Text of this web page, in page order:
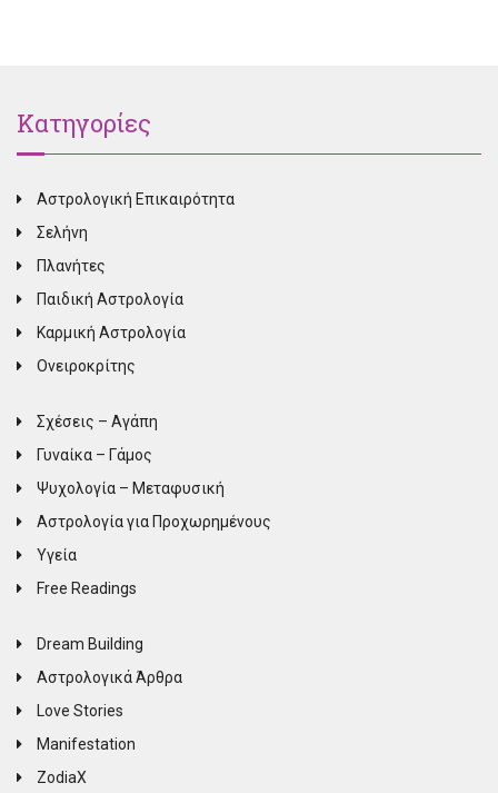
Κατηγορίες
Αστρολογική Επικαιρότητα
Σελήνη
Πλανήτες
Παιδική Αστρολογία
Καρμική Αστρολογία
Ονειροκρίτης
Σχέσεις – Αγάπη
Γυναίκα – Γάμος
Ψυχολογία – Μεταφυσική
Αστρολογία για Προχωρημένους
Υγεία
Free Readings
Dream Building
Αστρολογικά Άρθρα
Love Stories
Manifestation
ZodiaX